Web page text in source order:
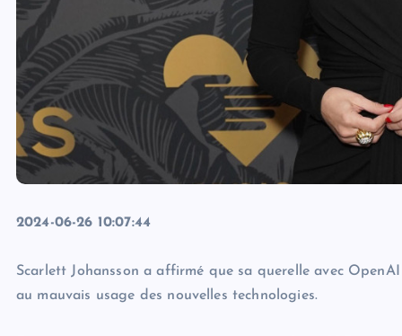
2024-06-26 10:07:44
Scarlett Johansson a affirmé que sa querelle avec
au mauvais usage des nouvelles technologies.